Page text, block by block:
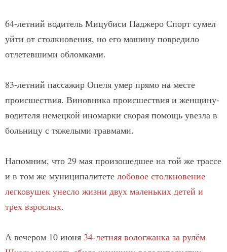
64-летний водитель Мицубиси Паджеро Спорт сумел
уйти от столкновения, но его машину повредило
отлетевшими обломками.
83-летний пассажир Опеля умер прямо на месте
происшествия. Виновника происшествия и женщину-
водителя немецкой иномарки скорая помощь увезла в
больницу с тяжелыми травмами.
Напомним, что 29 мая произошедшее на той же трассе
и в том же муниципалитете лобовое столкновение
легковушек унесло жизни двух маленьких детей и
трех взрослых.
А вечером 10 июня 34-летняя вологжанка за рулём